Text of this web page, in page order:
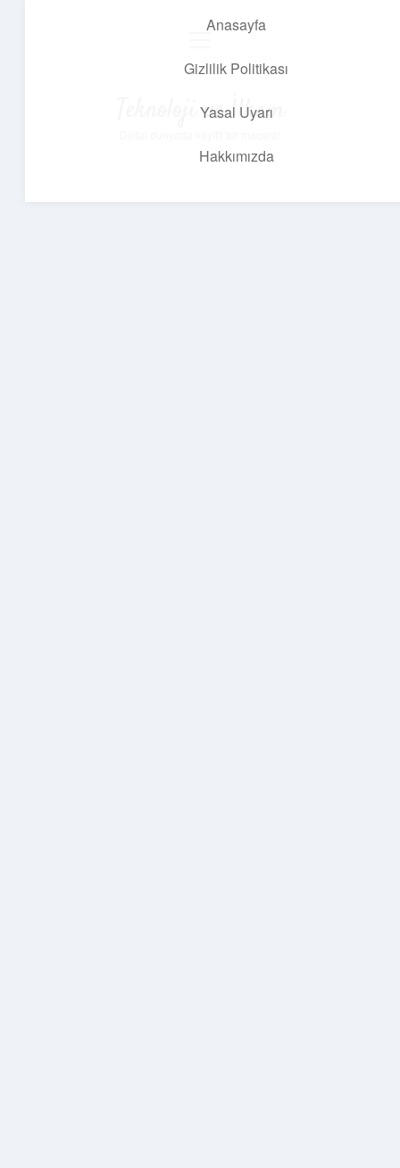
Anasayfa
Gizlilik Politikası
Yasal Uyarı
Hakkımızda
Teknoloji ve İlham